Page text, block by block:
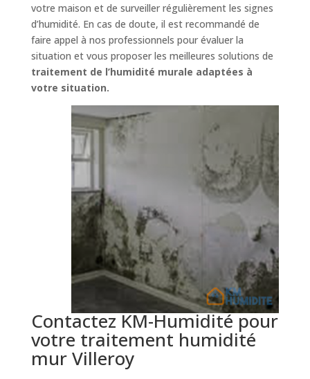
votre maison et de surveiller régulièrement les signes
d’humidité. En cas de doute, il est recommandé de
faire appel à nos professionnels pour évaluer la
situation et vous proposer les meilleures solutions de
traitement de l’humidité murale adaptées à
votre situation.
Contactez KM-Humidité pour
votre traitement humidité
mur Villeroy